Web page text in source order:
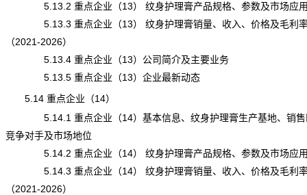
5.13.2 重点企业（13） 纹身护理膏产品规格、参数及市场应
5.13.3 重点企业（13） 纹身护理膏销量、收入、价格及毛利
（2021-2026）
5.13.4 重点企业（13）公司简介及主要业务
5.13.5 重点企业（13）企业最新动态
5.14 重点企业（14）
5.14.1 重点企业（14）基本信息、纹身护理膏生产基地、销售
竞争对手及市场地位
5.14.2 重点企业（14） 纹身护理膏产品规格、参数及市场应
5.14.3 重点企业（14） 纹身护理膏销量、收入、价格及毛利
（2021-2026）